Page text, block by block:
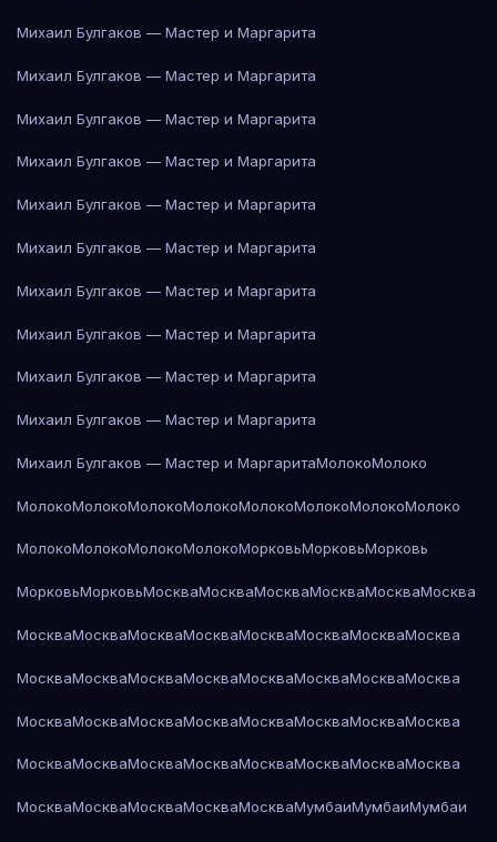
Михаил Булгаков — Мастер и Маргарита
Михаил Булгаков — Мастер и Маргарита
Михаил Булгаков — Мастер и Маргарита
Михаил Булгаков — Мастер и Маргарита
Михаил Булгаков — Мастер и Маргарита
Михаил Булгаков — Мастер и Маргарита
Михаил Булгаков — Мастер и Маргарита
Михаил Булгаков — Мастер и Маргарита
Михаил Булгаков — Мастер и Маргарита
Михаил Булгаков — Мастер и Маргарита
Михаил Булгаков — Мастер и МаргаритаМолокоМолоко
МолокоМолокоМолокоМолокоМолокоМолокоМолокоМолоко
МолокоМолокоМолокоМолокоМорковьМорковьМорковь
МорковьМорковьМоскваМоскваМоскваМоскваМоскваМосква
МоскваМоскваМоскваМоскваМоскваМоскваМоскваМосква
МоскваМоскваМоскваМоскваМоскваМоскваМоскваМосква
МоскваМоскваМоскваМоскваМоскваМоскваМоскваМосква
МоскваМоскваМоскваМоскваМоскваМоскваМоскваМосква
МоскваМоскваМоскваМоскваМоскваМумбаиМумбаиМумбаи